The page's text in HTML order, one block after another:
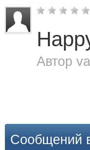
Автор
Сообщений